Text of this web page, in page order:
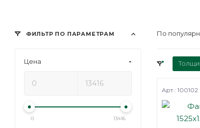
По
Арт.: 100102
ФИЛЬТР ПО ПАРАМЕТРАМ
Цена
0 13416